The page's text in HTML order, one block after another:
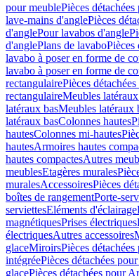
pour meublePièces
lave-mains d'anglePièces
d'anglePour lavabos d'angle
d'anglePlans de lavaboPièces
lavabo à poser en forme de
lavabo à poser en forme de
rectangulairePièces
rectangulaireMeubles
latéraux basMeubles latéraux
latéraux basColonnes hautes
hautesColonnes mi-hautes
hautesArmoires hautes
hautes compactesAutres
meublesEtagères murales
muralesAccessoiresPièces
boîtes de rangementPorte-
serviettesEléments d'éclairage
magnétiquesPrises électriques
électriquesAutres accessoires
glaceMiroirsPièces
intégréePièces détachées
glacePièces détachées pour